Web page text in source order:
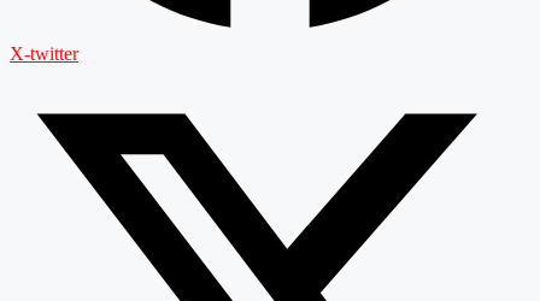
X-twitter